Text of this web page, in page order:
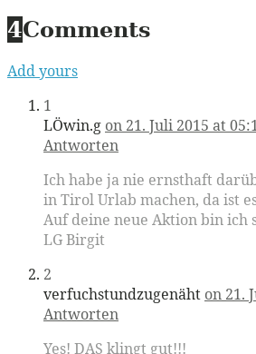
4Comments
Add yours
1
LÖwin.g on 21. Juli 2015 at
Antworten
Ich habe ja nie ernsthaft
in Tirol Urlab machen, da ist
Auf deine neue Aktion bin ich
LG Birgit
2
verfuchstundzugenäht on 21.
Antworten
Yes! DAS klingt gut!!!